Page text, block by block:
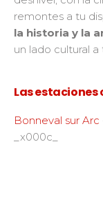
remontes a tu
la historia y la
un lado cultural a
Las estaciones
Bonneval sur Arc
_x000c_